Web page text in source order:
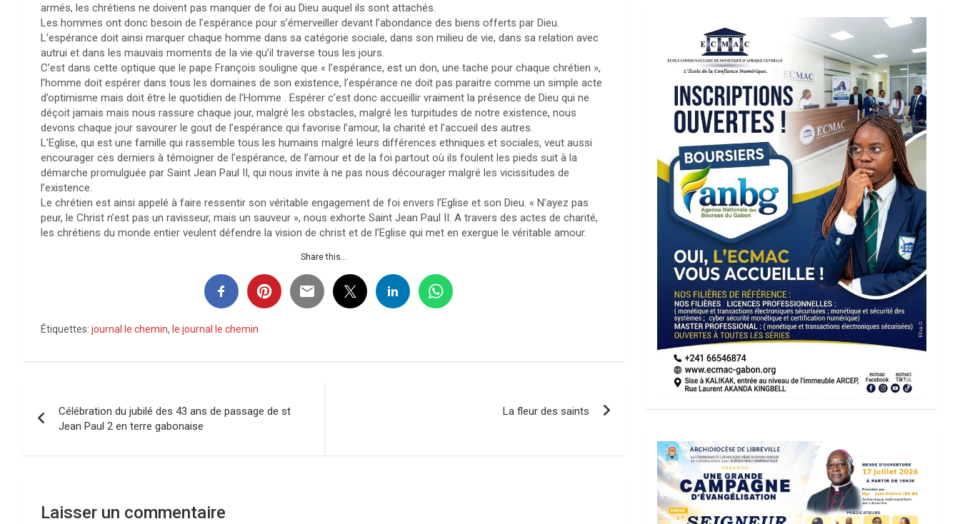
armés, les chrétiens ne doivent pas manquer de foi au Dieu auquel ils sont attachés.
Les hommes ont donc besoin de l’espérance pour s’émerveiller devant l’abondance des biens offerts par Dieu.
L’espérance doit ainsi marquer chaque homme dans sa catégorie sociale, dans son milieu de vie, dans sa relation avec
autrui et dans les mauvais moments de la vie qu’il traverse tous les jours.
C’est dans cette optique que le pape François souligne que « l’espérance, est un don, une tache pour chaque chrétien »,
l’homme doit espérer dans tous les domaines de son existence, l’espérance ne doit pas paraitre comme un simple acte
d’optimisme mais doit être le quotidien de l’Homme . Espérer c’est donc accueillir vraiment la présence de Dieu qui ne
déçoit jamais mais nous rassure chaque jour, malgré les obstacles, malgré les turpitudes de notre existence, nous
devons chaque jour savourer le gout de l’espérance qui favorise l’amour, la charité et l’accueil des autres.
L’Eglise, qui est une famille qui rassemble tous les humains malgré leurs différences ethniques et sociales, veut aussi
encourager ces derniers à témoigner de l’espérance, de l’amour et de la foi partout où ils foulent les pieds suit à la
démarche promulguée par Saint Jean Paul II, qui nous invite à ne pas nous décourager malgré les vicissitudes de
l’existence.
Le chrétien est ainsi appelé à faire ressentir son véritable engagement de foi envers l’Eglise et son Dieu. « N’ayez pas
peur, le Christ n’est pas un ravisseur, mais un sauveur », nous exhorte Saint Jean Paul II. A travers des actes de charité,
les chrétiens du monde entier veulent défendre la vision de christ et de l’Eglise qui met en exergue le véritable amour.
Share this...
Étiquettes: journal le chemin, le journal le chemin
de
l’article
Célébration du jubilé des 43 ans de passage de st
Jean Paul 2 en terre gabonaise
La fleur des saints
Laisser un commentaire